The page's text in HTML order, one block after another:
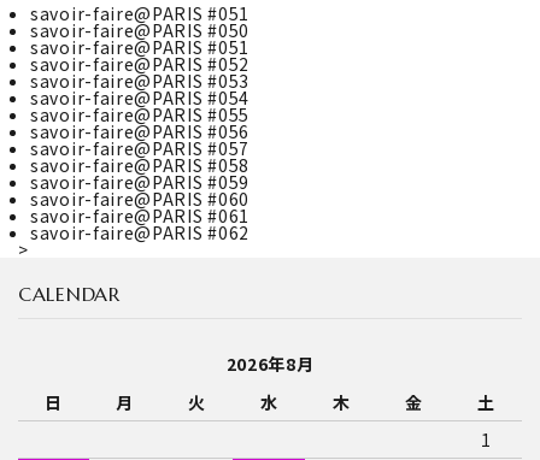
savoir-faire@PARIS #051
savoir-faire@PARIS #050
savoir-faire@PARIS #051
savoir-faire@PARIS #052
savoir-faire@PARIS #053
savoir-faire@PARIS #054
savoir-faire@PARIS #055
savoir-faire@PARIS #056
savoir-faire@PARIS #057
savoir-faire@PARIS #058
savoir-faire@PARIS #059
savoir-faire@PARIS #060
savoir-faire@PARIS #061
savoir-faire@PARIS #062
>
CALENDAR
2026年8月
日
月 火 水 木 金
土
1